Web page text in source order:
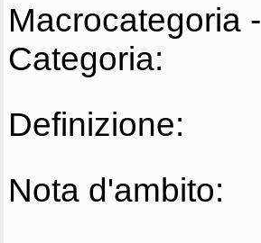
Macrocategoria -
Categoria:
Definizione:
Nota d'ambito: